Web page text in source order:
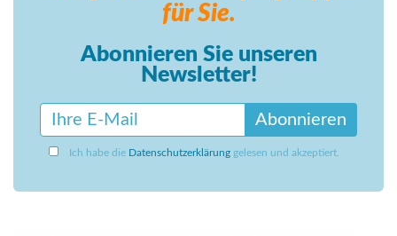
für Sie.
Abonnieren Sie unseren
Newsletter!
Abonnieren
Ich habe die Datenschutzerklärung gelesen und akzeptiert.